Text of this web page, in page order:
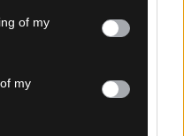
You may click to
its third-party tags to
in below Google
of my
my
θανάτου του